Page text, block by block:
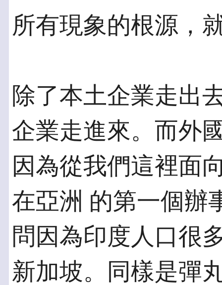
所有現象的根源，
除了本土企業走出
企業走進來。而外
因為從我們這裡面
在亞洲 的第一個辦
問因為印度人口很
新加坡。同樣是彈